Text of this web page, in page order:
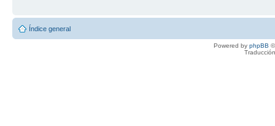
Índice general
Powered by phpBB